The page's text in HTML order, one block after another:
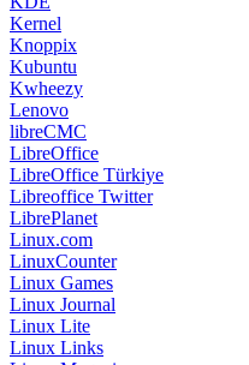
Kernel
Knoppix
Kubuntu
Kwheezy
Lenovo
libreCMC
LibreOffice
LibreOffice Türkiye
Libreoffice Twitter
LibrePlanet
Linux.com
LinuxCounter
Linux Games
Linux Journal
Linux Lite
Linux Links